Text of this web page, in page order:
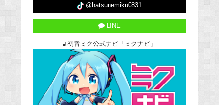
@hatsunemiku0831
LINE
初音ミク公式ナビ「ミクナビ」